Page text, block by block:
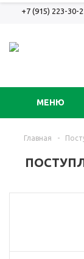
+7 (915) 223-30-
МЕНЮ
Главная -